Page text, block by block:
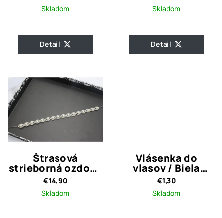
Skladom
Detail
Skladom
Detail
Štrasová
strieborná ozdoba
s perličkami Nia
Silver
€14,90
Skladom
Vlásenka do
vlasov / Biela
ružička
€1,30
Skladom